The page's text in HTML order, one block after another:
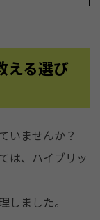
える選び
いませんか？
は、ハイブリッ
しました。